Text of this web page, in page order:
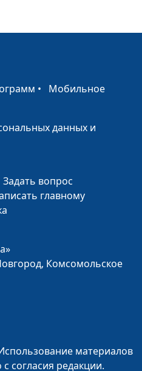
(музыкальное
Вячеслав Захаров
• Мобильное
данных и
Задать вопрос
главному
Комсомольское
материалов
согласия редакции.